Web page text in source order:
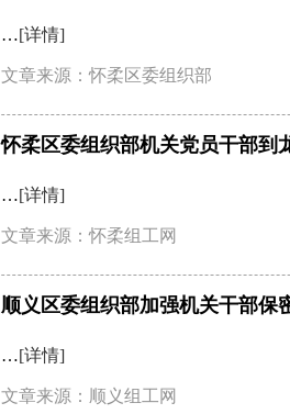
…[详情]
文章来源：怀柔区委组织部
怀柔区委组织部机关党员干部到
…[详情]
文章来源：怀柔组工网
顺义区委组织部加强机关干部保
…[详情]
文章来源：顺义组工网